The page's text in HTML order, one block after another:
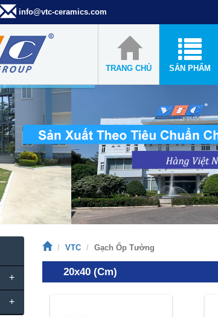
info@vtc-ceramics.com
TRANG CHỦ SẢN PHẨM
VTC Gạch Ốp Tường
20x40 (cm)